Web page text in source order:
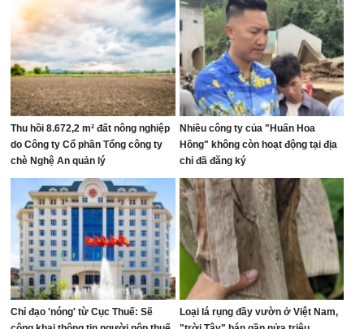
Thu hồi 8.672,2 m² đất nông nghiệp
do Công ty Cổ phần Tổng công ty
chè Nghệ An quản lý
Nhiều công ty của "Huấn Hoa
Hồng" không còn hoạt động tại địa
chỉ đã đăng ký
Chỉ đạo 'nóng' từ Cục Thuế: Sẽ
Loại lá rụng đầy vườn ở Việt Nam,